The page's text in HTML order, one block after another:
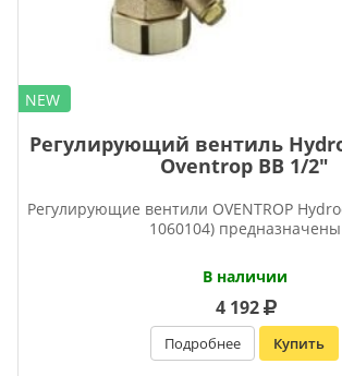
NEW
Регулирующий вентиль
Oventrop ВВ 1/2″
Регулирующие вентили OVENTROP
1060104) предназначены
В наличии
4 192
Подробнее Купить